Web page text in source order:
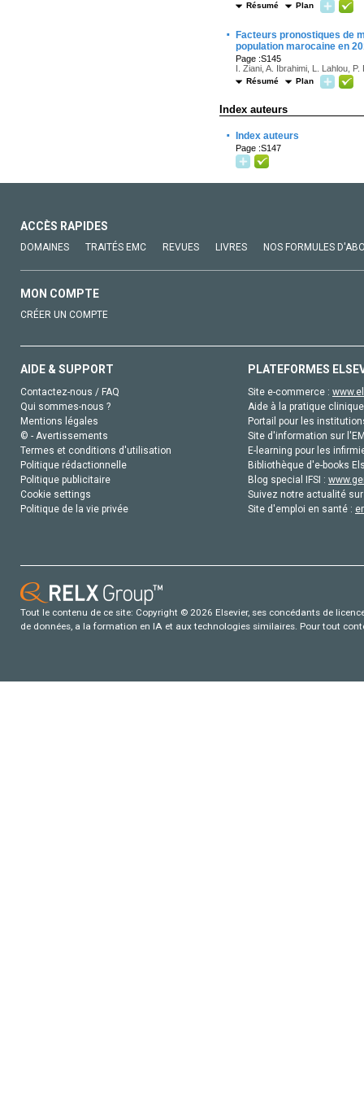
Résumé Plan
·
Facteurs pronostiques de
population marocaine en
Page :S145
I. Ziani, A. Ibrahimi, L. Lahlou,
Résumé Plan
Index auteurs
· Index auteurs
Page :S147
ACCÈS RAPIDES
DOMAINES TRAITÉS EMC REVUES LIVRES NOS FORMULES
MON COMPTE
CRÉER UN COMPTE
AIDE & SUPPORT
Contactez-nous / FAQ
Qui sommes-nous ?
Mentions légales
© - Avertissements
Termes et conditions d'utilisation
Politique rédactionnelle
Politique publicitaire
Cookie settings
Politique de la vie privée
PLATEFORMES
Site e-commerce :
Aide à la pratique
Portail pour les
Site d'information sur
E-learning pour les
Bibliothèque d'e-books
Blog special IFSI :
Suivez notre actualité
Site d'emploi en santé :
Tout le contenu de ce site: Copyright © 2026 Elsevier, ses concédants de
de données, a la formation en IA et aux technologies similaires. Pour tout